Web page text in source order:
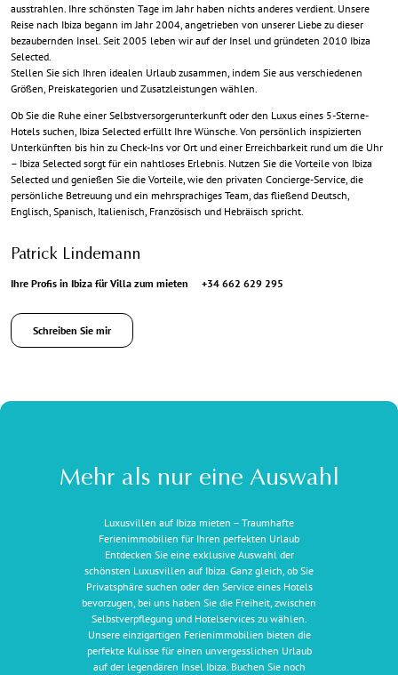
ausstrahlen. Ihre schönsten Tage im Jahr haben nichts anderes verdient. Unsere
Reise nach Ibiza begann im Jahr 2004, angetrieben von unserer Liebe zu dieser
bezaubernden Insel. Seit 2005 leben wir auf der Insel und gründeten 2010 Ibiza
Selected.
Stellen Sie sich Ihren idealen Urlaub zusammen, indem Sie aus verschiedenen
Größen, Preiskategorien und Zusatzleistungen wählen.
Ob Sie die Ruhe einer Selbstversorgerunterkunft oder den Luxus eines 5-Sterne-
Hotels suchen, Ibiza Selected erfüllt Ihre Wünsche. Von persönlich inspizierten
Unterkünften bis hin zu Check-Ins vor Ort und einer Erreichbarkeit rund um die Uhr
– Ibiza Selected sorgt für ein nahtloses Erlebnis. Nutzen Sie die Vorteile von Ibiza
Selected und genießen Sie die Vorteile, wie den privaten Concierge-Service, die
persönliche Betreuung und ein mehrsprachiges Team, das fließend Deutsch,
Englisch, Spanisch, Italienisch, Französisch und Hebräisch spricht.
Patrick Lindemann
Ihre Profis in Ibiza für Villa zum mieten +34 662 629 295
Schreiben Sie mir
Mehr als nur eine Auswahl
Luxusvillen auf Ibiza mieten – Traumhafte
Ferienimmobilien für Ihren perfekten Urlaub
Entdecken Sie eine exklusive Auswahl der
schönsten Luxusvillen auf Ibiza. Ganz gleich, ob Sie
Privatsphäre suchen oder den Service eines Hotels
bevorzugen, bei uns haben Sie die Freiheit, zwischen
Selbstverpflegung und Hotelservices zu wählen.
Unsere einzigartigen Ferienimmobilien bieten die
perfekte Kulisse für einen unvergesslichen Urlaub
auf der legendären Insel Ibiza. Buchen Sie noch